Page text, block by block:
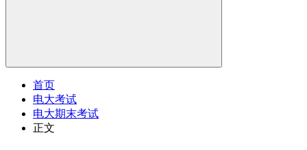
首页
电大考试
电大期末考试
正文